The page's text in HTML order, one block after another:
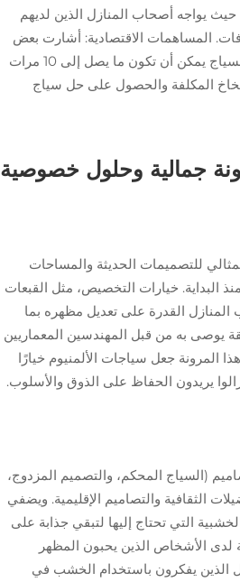
يواجه أصحاب المنازل الذين لديهم
المساهمات الاقتصادية: أشارت بعض
الدراسات الاقتصادية إلى أن تكلفة صيانة لوحة السياج بشكل صحيح خلال عمر السياج يمكن أن تكون ما يصل إلى 10 مرات
المكلفة والحصول على حل سياج
جمالية وحلول خصوصية
للتصميمات الحديثة والمساحات
البداية. خيارات التخصيص، مثل القبعات
المنازل القدرة على تعديل مظهره بما
يوصى به من قبل المهندسين المعماريين
المرونة جعل سياجات الألمنيوم خيارًا
يريدون الحفاظ على الذوق والأسلوب.
(السياج المحكم، والتصميم المزدوج،
الثقافية والتصاميم الإقليمية. ويضفي
التي تحتاج إليها لتبقي جذابة على
الأشخاص الذين يحبون المظهر
الذين يفكرون باستخدام الخشب في